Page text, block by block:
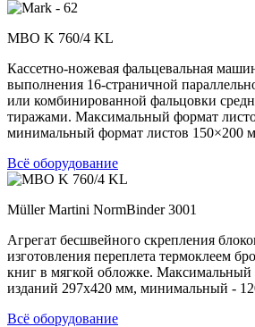
MBO K 760/4 KL
Кассетно-ножевая фальцевальная
выполнения 16-страничной
или комбинированной фальцовки
тиражами. Максимальный формат
минимальный формат листов 150×200
Всё оборудование
Müller Martini NormBinder 3001
Агрегат бесшвейного скрепления
изготовления переплета термоклеем
книг в мягкой обложке. Максимальный
изданий 297х420 мм, минимальный -
Всё оборудование